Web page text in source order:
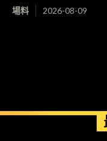
場料 2026-08-09